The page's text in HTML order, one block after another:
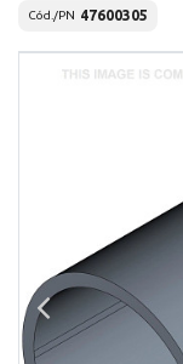
Cód./PN 47600305